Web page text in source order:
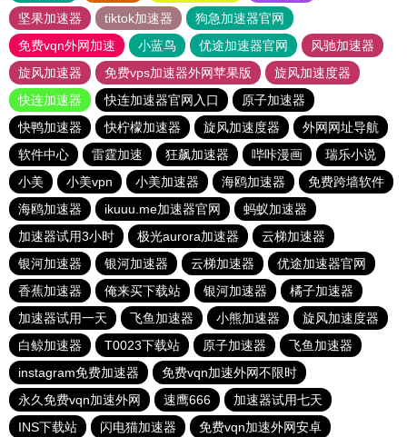
坚果加速器
tiktok加速器
狗急加速器官网
免费vqn外网加速
小蓝鸟 优途加速器官网
风驰加速器
旋风加速器
免费vps加速器外网苹果版
旋风加速度器
快连加速器
快连加速器官网入口
原子加速器
快鸭加速器
快柠檬加速器 旋风加速度器
外网网址导航
软件中心
雷霆加速 狂飙加速器 哔咔漫画
瑞乐小说
小美
小美vpn 小美加速器 海鸥加速器
免费跨墙软件
海鸥加速器
ikuuu.me加速器官网
蚂蚁加速器
加速器试用3小时
极光aurora加速器
云梯加速器
银河加速器
银河加速器 云梯加速器
优途加速器官网
香蕉加速器
俺来买下载站 银河加速器
橘子加速器
加速器试用一天
飞鱼加速器 小熊加速器
旋风加速度器
白鲸加速器
T0023下载站 原子加速器
飞鱼加速器
instagram免费加速器
免费vqn加速外网不限时
永久免费vqn加速外网
速鹰666
加速器试用七天
INS下载站
闪电猫加速器 免费vqn加速外网安卓